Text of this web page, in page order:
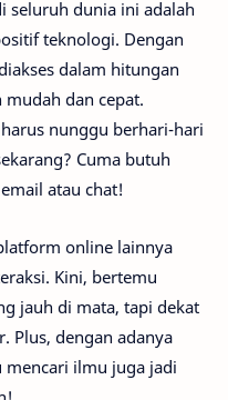
seluruh dunia ini adalah
teknologi. Dengan
dalam hitungan
dan cepat.
nunggu berhari-hari
Cuma butuh
atau chat!
online lainnya
Kini, bertemu
jauh di mata, tapi dekat
Plus, dengan adanya
ilmu juga jadi